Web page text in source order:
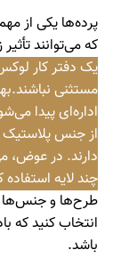
پرده‌ها یکی از
که می‌توانند
یک دفتر کار لوکس
مستثنی
اداره‌ای پیدا
از جنس پلاستیک
دارند. در عوض،
چند لایه استفاده
طرح‌ها و جنس‌ها
انتخاب کنید که
باشد.